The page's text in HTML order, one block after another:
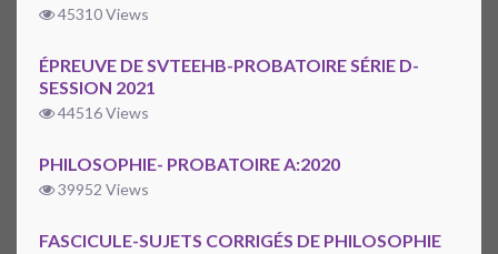
45310 Views
ÉPREUVE DE SVTEEHB-PROBATOIRE SÉRIE D-
SESSION 2021
44516 Views
PHILOSOPHIE- PROBATOIRE A:2020
39952 Views
FASCICULE-SUJETS CORRIGÉS DE PHILOSOPHIE